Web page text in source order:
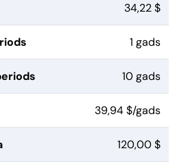
34,22 $
1 gads
10 gads
39,94 $/gads
120,00 $